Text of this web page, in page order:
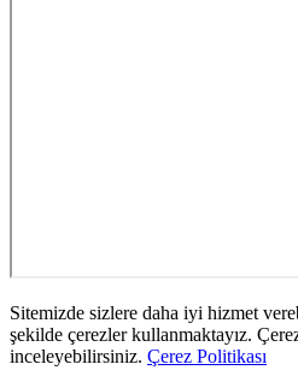
Sitemizde sizlere daha iyi hizmet
şekilde çerezler kullanmaktayız.
inceleyebilirsiniz. Çerez Politikası